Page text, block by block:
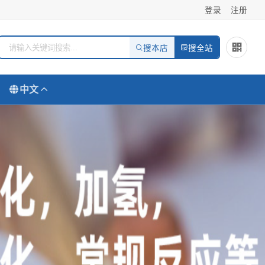
登录 注册
搜本店 搜全站
中文